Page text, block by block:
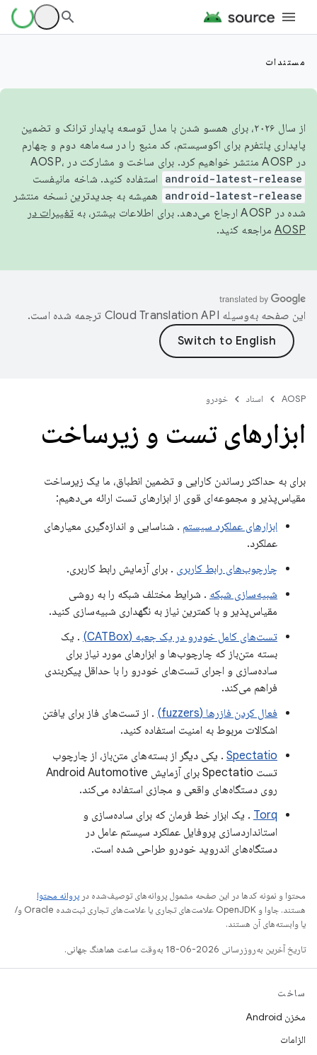
مستندات
از سال ۲۰۲۶، برای همسو شدن با مدل توسعه پایدار ترانک و تضمین
پایداری پلتفرم برای اکوسیستم، کد منبع را در سه‌ماهه دوم و چهارم
در AOSP منتشر خواهیم کرد. برای ساخت و مشارکت در AOSP،
android-latest-release استفاده کنید. شاخه مانیفست
android-latest-release
همیشه به جدیدترین نسخه منتشر
شده در AOSP ارجاع می‌دهد. برای اطلاعات بیشتر، به
تغییرات در
AOSP مراجعه کنید.
این صفحه به‌وسیله ترجمه شده است.
AOSP اسناد خودرو
ابزارهای تست و زیرساخت
برای به حداکثر رساندن کارایی و تضمین انطباق، ما یک زیرساخت
مقیاس‌پذیر و مجموعه‌ای قوی از ابزارهای تست ارائه می‌دهیم:
ابزارهای عملکرد سیستم . شناسایی و اندازه‌گیری معیارهای
عملکرد.
چارچوب‌های رابط کاربری . برای آزمایش رابط کاربری.
شبیه‌سازی شبکه . شرایط مختلف شبکه را به روشی
مقیاس‌پذیر و با کمترین نیاز به نگهداری شبیه‌سازی کنید.
تست‌های کامل خودرو در یک جعبه (CATBox)
. یک
بسته متن‌باز که چارچوب‌ها و ابزارهای مورد نیاز برای
ساده‌سازی و اجرای تست‌های خودرو را با حداقل پیکربندی
فراهم می‌کند.
فعال کردن فازرها (fuzzers)
. از تست‌های فاز برای یافتن
اشکالات مربوط به امنیت استفاده کنید.
Spectatio . یکی دیگر از بسته‌های متن‌باز، از چارچوب
تست Spectatio برای آزمایش Android Automotive
روی دستگاه‌های واقعی و مجازی استفاده می‌کند.
Torq . یک ابزار خط فرمان که برای ساده‌سازی و
استانداردسازی پروفایل عملکرد سیستم عامل در
دستگاه‌های اندروید خودرو طراحی شده است.
محتوا و نمونه کدها در این صفحه مشمول پروانه‌های توصیف‌شده در پروانه محتوا
هستند. جاوا و OpenJDK علامت‌های تجاری یا علامت‌های تجاری ثبت‌شده Oracle و/
یا وابسته‌های آن هستند.
تاریخ آخرین به‌روزرسانی 2026-06-18 به‌وقت ساعت هماهنگ جهانی.
ساخت
مخزن Android
الزامات